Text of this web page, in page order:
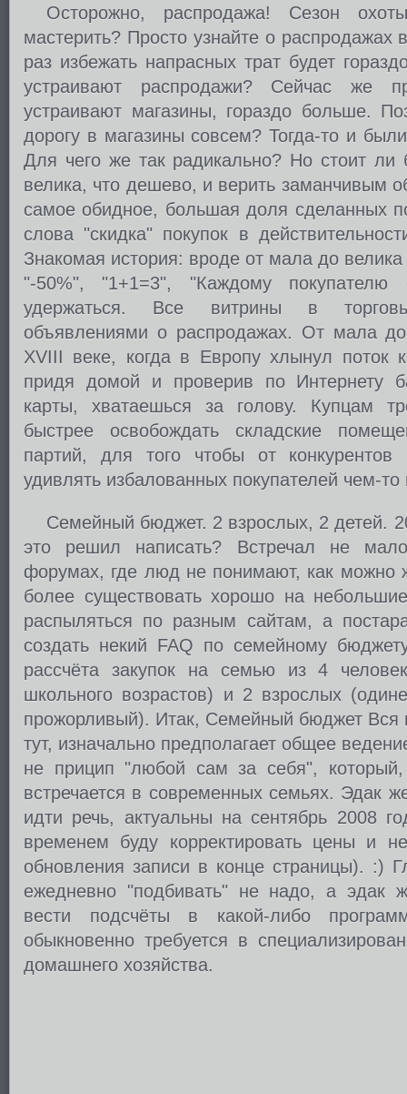
Осторожно, распродажа! Сезон
мастерить? Просто узнайте о
раз избежать напрасных трат будет
устраивают распродажи? Сейчас же
устраивают магазины, гораздо больше.
дорогу в магазины совсем? Тогда-то и
Для чего же так радикально? Но стоит ли
велика, что дешево, и верить заманчивым
самое обидное, большая доля сделанных
слова "скидка" покупок в
Знакомая история: вроде от мала до
"-50%", "1+1=3", "Каждому
удержаться. Все витрины в
объявлениями о распродажах. От мала
XVIII веке, когда в Европу хлынул поток
придя домой и проверив по Интернету
карты, хватаешься за голову. Купцам
быстрее освобождать складские
партий, для того чтобы от
удивлять избалованных покупателей чем-то
Семейный бюджет. 2 взрослых, 2 детей.
это решил написать? Встречал не
форумах, где люд не понимают, как можно
более существовать хорошо на
распыляться по разным сайтам, а
создать некий FAQ по семейному
рассчёта закупок на семью из 4
школьного возрастов) и 2 взрослых
прожорливый). Итак, Семейный бюджет Вся
тут, изначально предполагает общее
не прицип "любой сам за себя",
встречается в современных семьях. Эдак
идти речь, актуальны на сентябрь 2008
временем буду корректировать цены и
обновления записи в конце страницы). :)
ежедневно "подбивать" не надо, а эдак
вести подсчёты в какой-либо
обыкновенно требуется в
домашнего хозяйства.